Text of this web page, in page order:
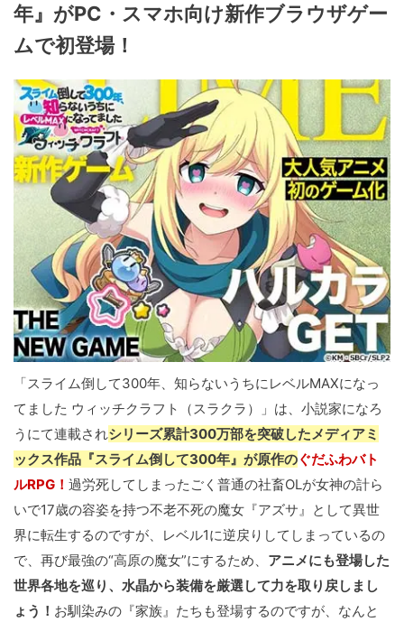
年』がPC・スマホ向け新作ブラウザゲー
ムで初登場！
「スライム倒して300年、知らないうちにレベルMAXになっ
てました ウィッチクラフト（スラクラ）」は、小説家になろ
うにて連載されシリーズ累計300万部を突破したメディアミ
ックス作品『スライム倒して300年』が原作のぐだふわバト
ルRPG！ 過労死してしまったごく普通の社畜OLが女神の計ら
いで17歳の容姿を持つ不老不死の魔女『アズサ』として異世
界に転生するのですが、レベル1に逆戻りしてしまっているの
で、再び最強の“高原の魔女”にするため、 アニメにも登場した
世界各地を巡り、水晶から装備を厳選して力を取り戻しまし
ょう！ お馴染みの『家族』たちも登場するのですが、なんと